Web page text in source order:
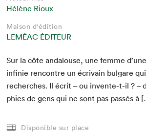
Hélène Rioux
Maison d'édition
LEMÉAC ÉDITEUR
Sur la côte andalouse, une femme
infinie ren­con­tre un écrivain bul­gare
recherch­es. Il écrit – ou invente-t-il ? –
phies de gens qui ne sont pas passés à
Disponible sur place